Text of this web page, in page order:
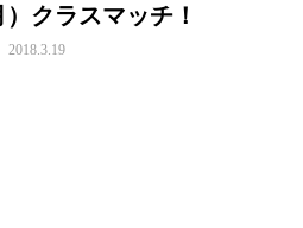
クラスマッチ！
2018.3.19